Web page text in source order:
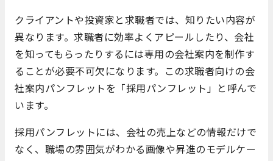
クライアントや投資家と求職者では、知りたい内容が
異なります。求職者に効率よくアピールしたり、会社
を知ってもらったりするには専用の会社案内を制作す
ることが必要不可欠になります。この求職者向けの会
社案内パンフレットを「採用パンフレット」と呼んで
います。
採用パンフレットには、会社の売上などの情報だけで
なく、職場の雰囲気がわかる画像や昇進のモデルケー